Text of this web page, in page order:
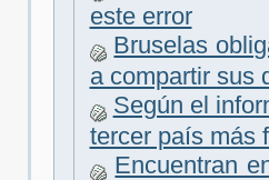
este error
Bruselas
a compartir sus
Según el
tercer país más
Encuentran